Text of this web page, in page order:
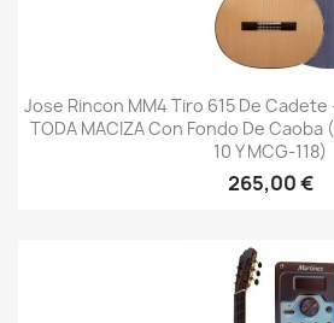
Jose Rincon MM4 Tiro 615 De
TODA MACIZA Con Fondo De Caoba
10 Y MCG-118)
265,00 €